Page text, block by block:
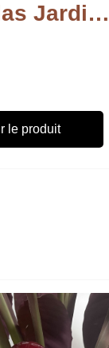
Lot Ollas Jardinier L (5L) x4
le produit